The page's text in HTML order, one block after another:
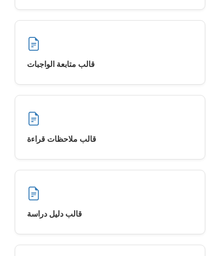
قالب متابعة الواجبات
قالب ملاحظات قراءة
قالب دليل دراسة